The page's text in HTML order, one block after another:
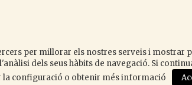
per millorar els nostres serveis i mostrar
dels seus hàbits de navegació. Si
la configuració o obtenir més informació